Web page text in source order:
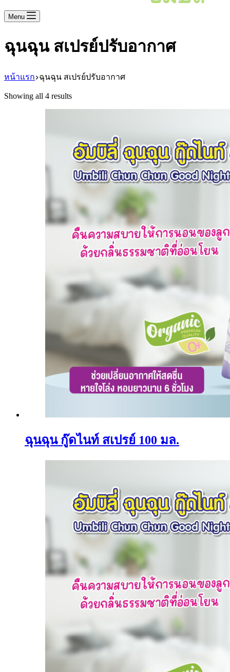
Menu
ฉุนฉุน สเปรย์ปรับอากาศ
หน้าแรก ฉุนฉุน สเปรย์ปรับอากาศ
Showing all 4 results
ฉุนฉุน กู๊ดไนท์ สเปรย์ 100 มล.